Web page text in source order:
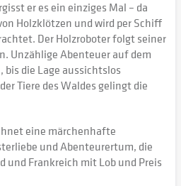
er es ein einziges Mal – da
Holzklötzen und wird per Schiff
Der Holzroboter folgt seiner
Unzählige Abenteuer auf dem
bis die Lage aussichtslos
Tiere des Waldes gelingt die
eine märchenhafte
und Abenteurertum, die
und Frankreich mit Lob und Preis